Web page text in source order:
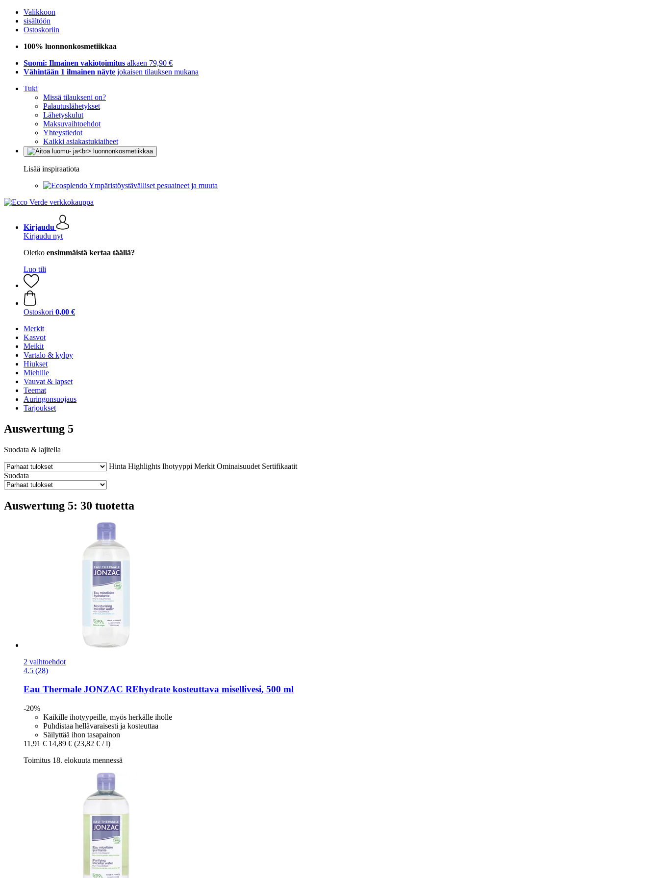
Valikkoon
sisältöön
Ostoskoriin
100% luonnonkosmetiikkaa
Suomi: Ilmainen vakiotoimitus alkaen 79,90 €
Vähintään 1 ilmainen näyte jokaisen tilauksen mukana
Tuki
Missä tilaukseni on?
Palautuslähetykset
Lähetyskulut
Maksuvaihtoehdot
Yhteystiedot
Kaikki asiakastukiaiheet
Lisää inspiraatiota
Ympäristöystävälliset pesuaineet ja muuta
Kirjaudu
Kirjaudu nyt
Oletko ensimmäistä kertaa täällä?
Luo tili
Ostoskori 0,00 €
Merkit
Kasvot
Meikit
Vartalo & kylpy
Hiukset
Miehille
Vauvat & lapset
Teemat
Auringonsuojaus
Tarjoukset
Auswertung 5
Suodata & lajitella
Hinta Highlights Ihotyyppi Merkit Ominaisuudet Sertifikaatit
Suodata
Auswertung 5: 30 tuotetta
2 vaihtoehdot
4.5 (28)
Eau Thermale JONZAC REhydrate kosteuttava misellivesi, 500 ml
-20%
Kaikille ihotyypeille, myös herkälle iholle
Puhdistaa hellävaraisesti ja kosteuttaa
Säilyttää ihon tasapainon
11,91 € 14,89 € (23,82 € / l)
Toimitus 18. elokuuta mennessä